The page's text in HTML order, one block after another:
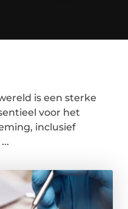
is een sterke
voor het
inclusief